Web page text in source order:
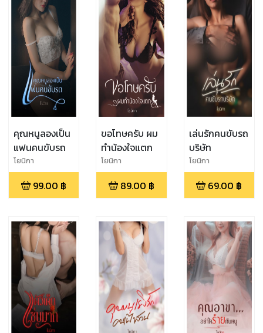
คุณหนูลองเป็น
แฟนคนขับรถ
โยนิกา
99.00 ฿
ขอโทษครับ ผม
ทำน้องใจแตก
โยนิกา
89.00 ฿
เล่นรักคนขับรถ
บริษัท
โยนิกา
69.00 ฿